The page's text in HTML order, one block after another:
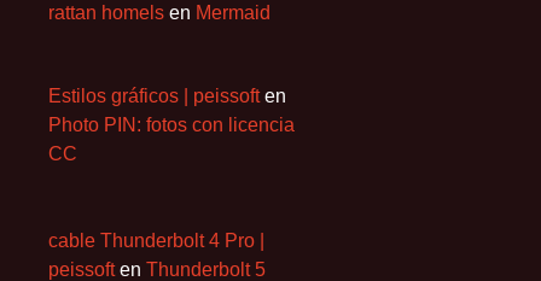
rattan homels en Mermaid
Estilos gráficos | peissoften
Photo PIN: fotos con licencia
CC
cable Thunderbolt 4 Pro |
peissoften Thunderbolt 5